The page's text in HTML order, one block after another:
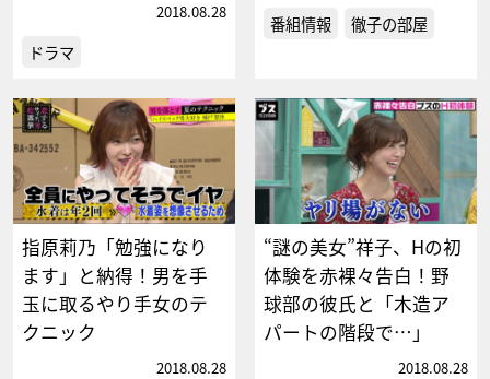
2018.08.28
ドラマ
番組情報 徹子の部屋
指原莉乃「勉強になり
ます」と納得！男を手
玉に取るやり手女のテ
クニック
2018.08.28
“謎の美女”祥子、Hの初
体験を赤裸々告白！野
球部の彼氏と「木造ア
パートの階段で…」
2018.08.28